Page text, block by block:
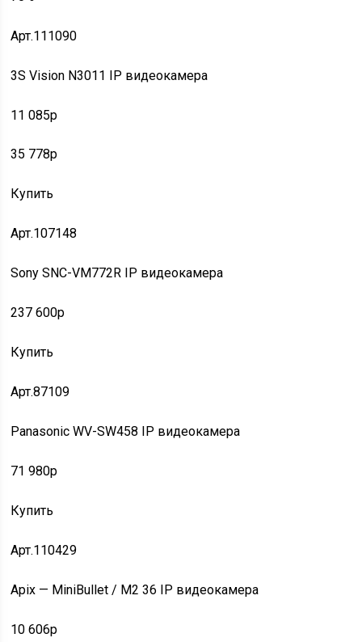
Арт.111090
3S Vision N3011 IP видеокамера
11 085p
35 778p
Купить
Арт.107148
Sony SNC-VM772R IP видеокамера
237 600p
Купить
Арт.87109
Panasonic WV-SW458 IP видеокамера
71 980p
Купить
Арт.110429
Apix — MiniBullet / M2 36 IP видеокамера
10 606p